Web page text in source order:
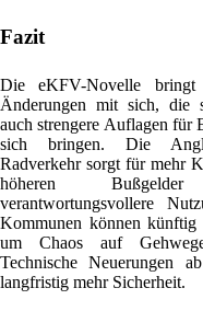
Fazit
Die eKFV-Novelle bringt
Änderungen mit sich, die
auch strengere Auflagen für
sich bringen. Die
Radverkehr sorgt für mehr
höheren
verantwortungsvollere
Kommunen können künftig
um Chaos auf
Technische Neuerungen
langfristig mehr Sicherheit.